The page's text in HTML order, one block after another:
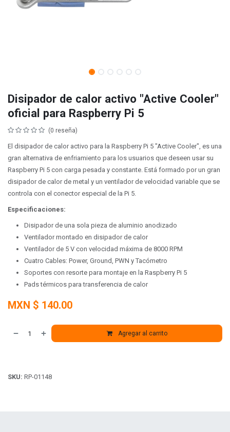
Disipador de calor activo "Active Cooler"
oficial para Raspberry Pi 5
(0 reseña)
El disipador de calor activo para la Raspberry Pi 5 "Active Cooler", es una
gran alternativa de enfriamiento para los usuarios que deseen usar su
Raspberry Pi 5 con carga pesada y constante. Está formado por un gran
disipador de calor de metal y un ventilador de velocidad variable que se
controla con el conector especial de la Pi 5.
Especificaciones:
Disipador de una sola pieza de aluminio anodizado
Ventilador montado en disipador de calor
Ventilador de 5 V con velocidad máxima de 8000 RPM
Cuatro Cables: Power, Ground, PWN y Tacómetro
Soportes con resorte para montaje en la Raspberry Pi 5
Pads térmicos para transferencia de calor
MXN $ 140.00
Agregar al carrito
SKU: RP-01148